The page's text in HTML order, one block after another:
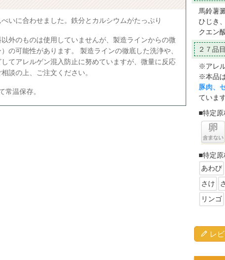
いに合わせました。鉄分とカルシウムがたっぷり
外のものは使用していませんが、製造ラインからの微
の可能性があります。 製造ラインの徹底した洗浄や、
てアレルゲン混入防止に努めていますが、微量に反応
談の上、ご注文ください。
常温保存。
馬鈴薯
ひじき
クエン
２７品
※アレ
※本品は
豚肉、
ています
■特定原
■特定原
あわび
さけ
リンゴ
レ